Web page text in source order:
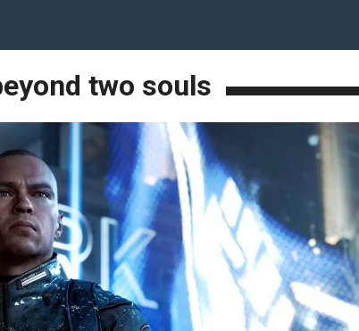
two souls